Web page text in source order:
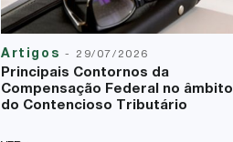
Artigos - 29/07/2026
Principais Contornos da
Compensação Federal no âmbito
do Contencioso Tributário